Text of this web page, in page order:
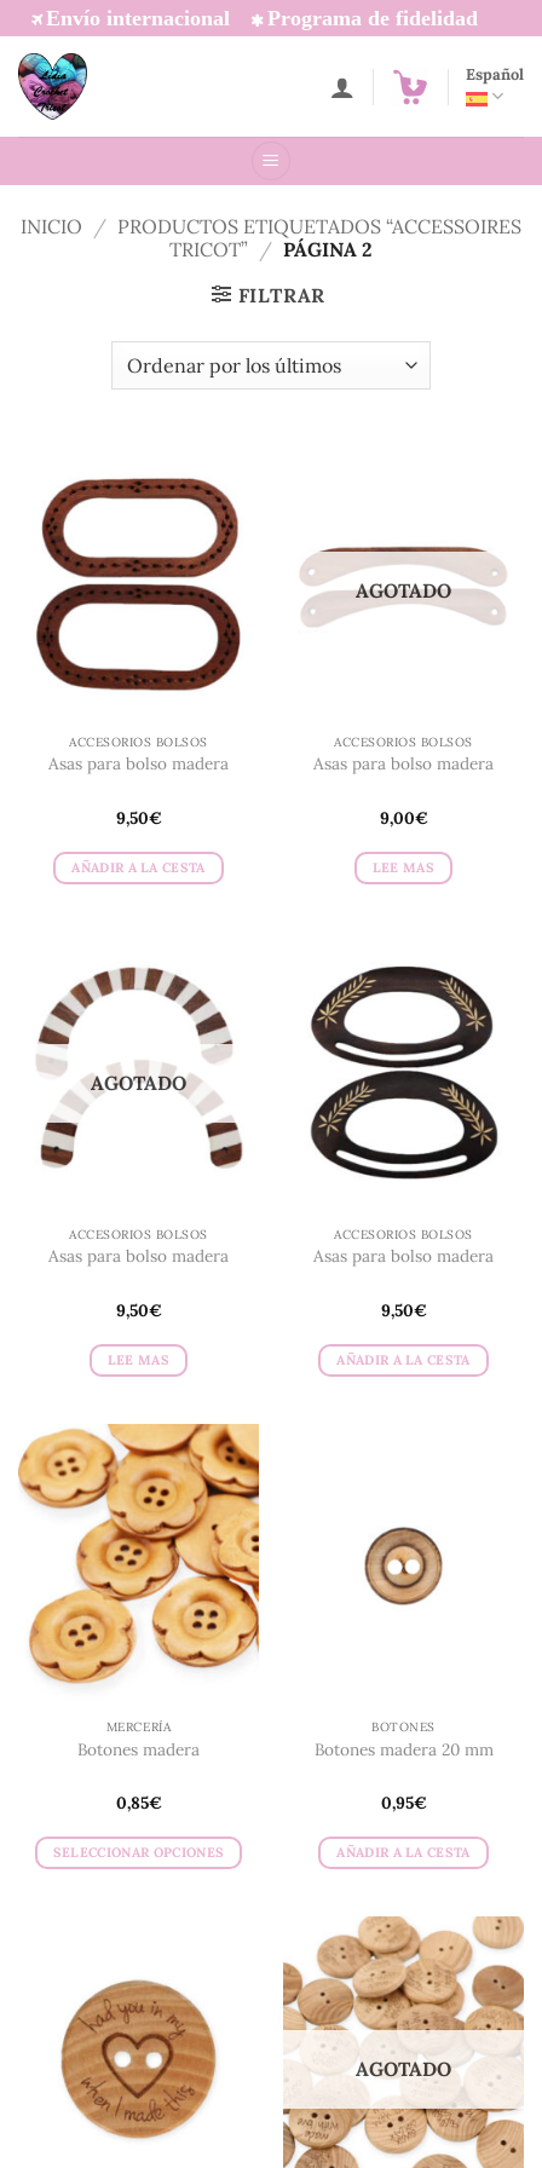
Saltar
al
contenido
Envío internacional Programa de fidelidad
Español
INICIO / PRODUCTOS ETIQUETADOS “ACCESSOIRES
TRICOT” / PÁGINA 2
FILTRAR
ACCESORIOS BOLSOS
Asas para bolso madera
9,50€
AÑADIR A LA CESTA
AGOTADO
ACCESORIOS BOLSOS
Asas para bolso madera
9,00€
LEE MAS
AGOTADO
ACCESORIOS BOLSOS
Asas para bolso madera
9,50€
LEE MAS
ACCESORIOS BOLSOS
Asas para bolso madera
9,50€
AÑADIR A LA CESTA
MERCERÍA
Botones madera
0,85€
SELECCIONAR OPCIONES
variantes.
Las
opciones
se
pueden
elegir
en
BOTONES
Botones madera 20 mm
0,95€
AÑADIR A LA CESTA
AGOTADO